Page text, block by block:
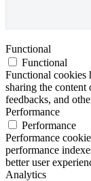
Functional
Functional
Functional cookies
sharing the
feedbacks, and
Performance
Performance
Performance
performance
better user
Analytics